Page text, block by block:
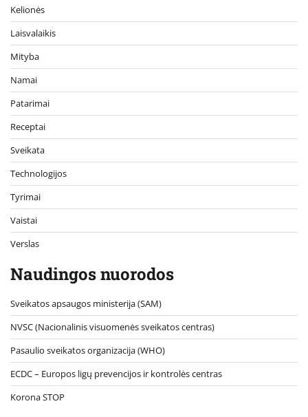
Kelionės
Laisvalaikis
Mityba
Namai
Patarimai
Receptai
Sveikata
Technologijos
Tyrimai
Vaistai
Verslas
Naudingos nuorodos
Sveikatos apsaugos ministerija (SAM)
NVSC (Nacionalinis visuomenės sveikatos centras)
Pasaulio sveikatos organizacija (WHO)
ECDC – Europos ligų prevencijos ir kontrolės centras
Korona STOP